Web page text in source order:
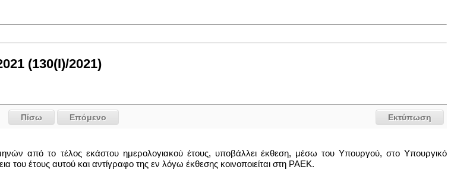
(130(I)/2021)
Εκτύπωση
Πίσω
Επόμενο
από το τέλος εκάστου ημερολογιακού έτους, υποβάλλει έκθεση, μέσω του Υπουργού, στο Υπουργικό
του έτους αυτού και αντίγραφο της εν λόγω έκθεσης κοινοποιείται στη ΡΑΕΚ.